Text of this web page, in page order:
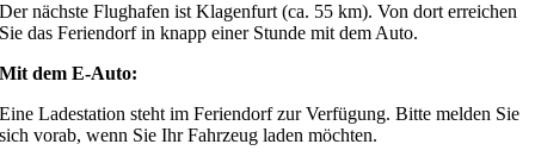
Der nächste Flughafen ist Klagenfurt (ca. 55 km). Von dort erreichen
Sie das Feriendorf in knapp einer Stunde mit dem Auto.
Mit dem E-Auto:
Eine Ladestation steht im Feriendorf zur Verfügung. Bitte melden Sie
sich vorab, wenn Sie Ihr Fahrzeug laden möchten.